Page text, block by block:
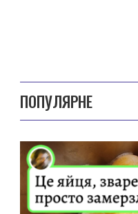
ПОПУЛЯРНЕ